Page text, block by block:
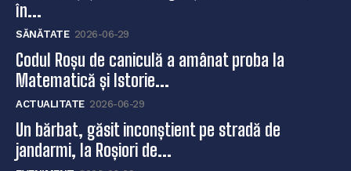
în...
SĂNĂTATE 2026-06-29
Codul Roșu de caniculă a amânat proba la
Matematică și Istorie...
ACTUALITATE 2026-06-29
Un bărbat, găsit inconștient pe stradă de
jandarmi, la Roșiori de...